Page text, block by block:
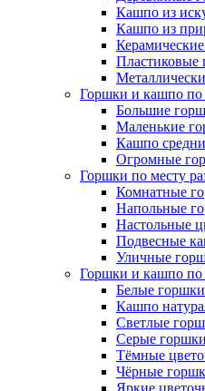
Кашпо из
Кашпо из
Пластиковые
Горшки и кашпо по
Большие
Маленькие
Кашпо
Огромные
Горшки по месту
Комнатные
Напольные
Настольные
Подвесные
Уличные
Горшки и кашпо по
Белые
Кашпо
Светлые
Серые
Тёмные
Чёрные
Яркие